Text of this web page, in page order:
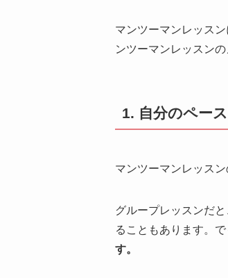
マンツーマンレッス
ンツーマンレッスン
1. 自分のペー
マンツーマンレッス
グループレッスンだ
ることもあります。
す。